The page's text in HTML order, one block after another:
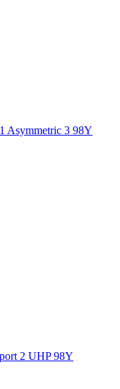
Asymmetric 3 98Y
2 UHP 98Y